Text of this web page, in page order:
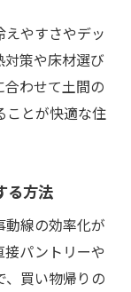
やすさやデッ
対策や床材選び
わせて土間の
ことが快適な住
る方法
動線の効率化が
パントリーや
、買い物帰りの